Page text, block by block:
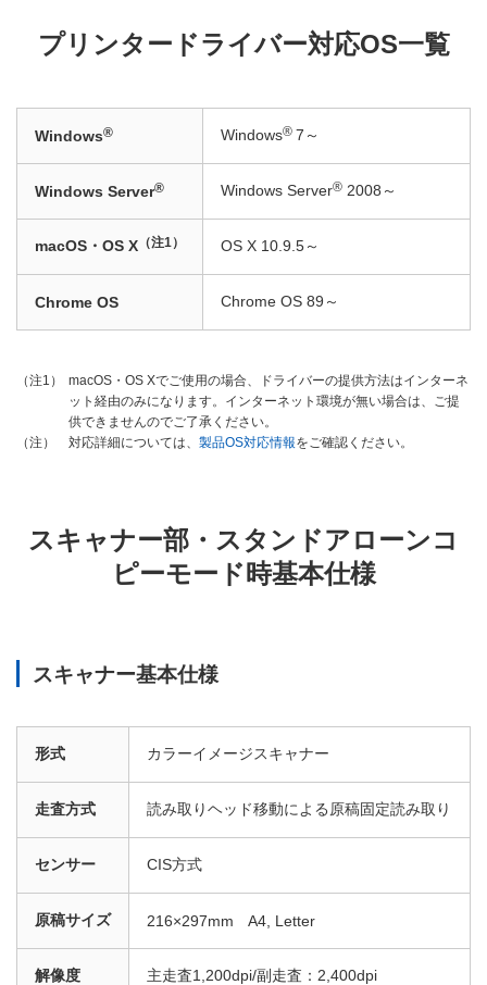
プリンタードライバー対応OS一覧
Windows® Windows® 7～
Windows Server® Windows Server® 2008～
macOS・OS X （注1） OS X 10.9.5～
Chrome OS Chrome OS 89～
（注1）
macOS・OS Xでご使用の場合、ドライバーの提供方法はインターネ
ット経由のみになります。インターネット環境が無い場合は、ご提
供できませんのでご了承ください。
（注）
対応詳細については、 製品OS対応情報をご確認ください。
スキャナー部・スタンドアローンコ
ピーモード時基本仕様
スキャナー基本仕様
形式 カラーイメージスキャナー
走査方式 読み取りヘッド移動による原稿固定読み取り
センサー CIS方式
原稿サイズ 216×297mm A4, Letter
解像度 主走査1,200dpi/副走査：2,400dpi